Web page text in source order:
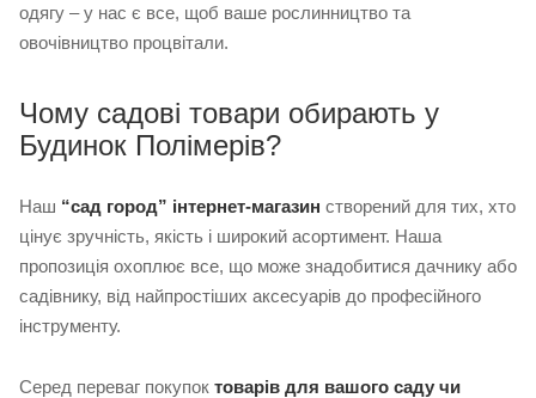
одягу – у нас є все, щоб ваше рослинництво та
овочівництво процвітали.
Чому садові товари обирають у
Будинок Полімерів?
Наш “сад город” інтернет-магазин створений для тих, хто
цінує зручність, якість і широкий асортимент. Наша
пропозиція охоплює все, що може знадобитися дачнику або
садівнику, від найпростіших аксесуарів до професійного
інструменту.
Серед переваг покупок товарів для вашого саду чи